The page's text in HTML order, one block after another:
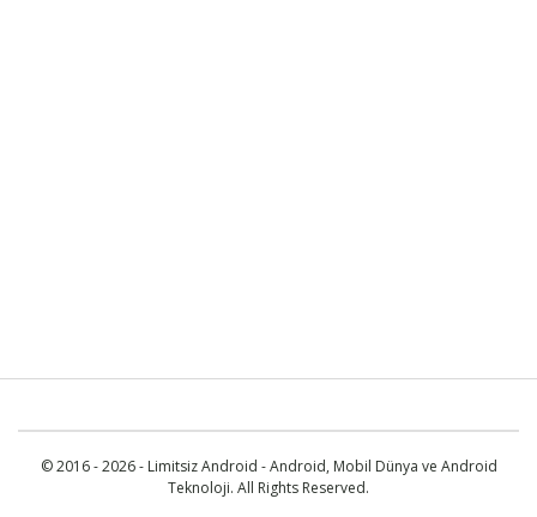
© 2016 - 2026 - Limitsiz Android - Android, Mobil Dünya ve Android
Teknoloji. All Rights Reserved.